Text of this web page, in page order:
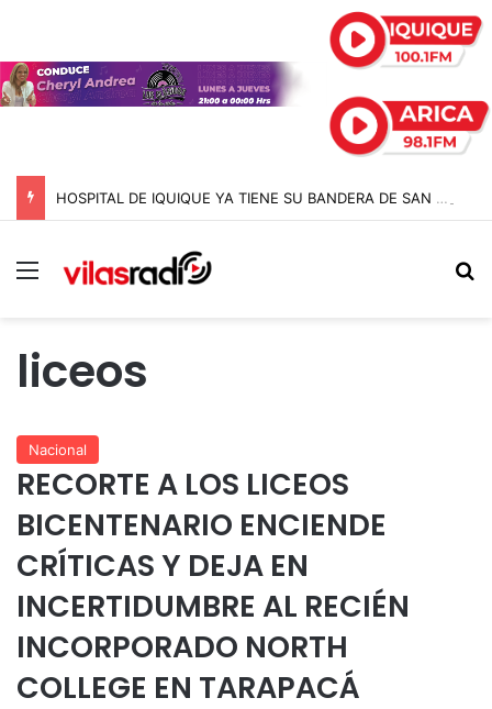
HOSPITAL DE IQUIQUE YA TIENE SU BANDERA DE SAN LORENZO: FUE BENDECIDA POR EL CAPELLÁN Y CONFECCIONADA EN EL MISMO RECINTO
Menú
liceos
Nacional
RECORTE A LOS LICEOS
BICENTENARIO ENCIENDE
CRÍTICAS Y DEJA EN
INCERTIDUMBRE AL RECIÉN
INCORPORADO NORTH
COLLEGE EN TARAPACÁ